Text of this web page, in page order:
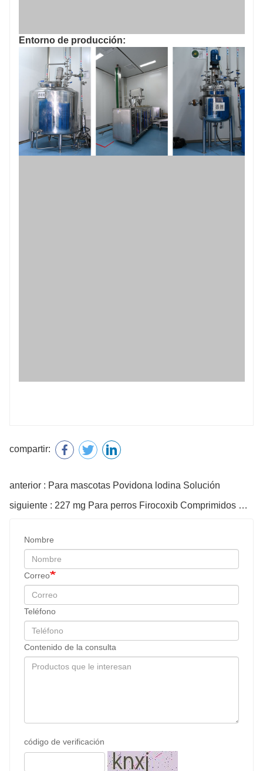
Entorno de producción:
compartir:
anterior : Para mascotas Povidona lodina Solución
siguiente : 227 mg Para perros Firocoxib Comprimidos masticables
Nombre
Correo
Teléfono
Contenido de la consulta
código de verificación